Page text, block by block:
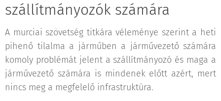
szállítmányozók számára
A murciai szövetség titkára véleménye szerint a heti
pihenő tilalma a járműben a járművezető számára
komoly problémát jelent a szállítmányozó és maga a
járművezető számára is mindenek előtt azért, mert
nincs meg a megfelelő infrastruktúra.